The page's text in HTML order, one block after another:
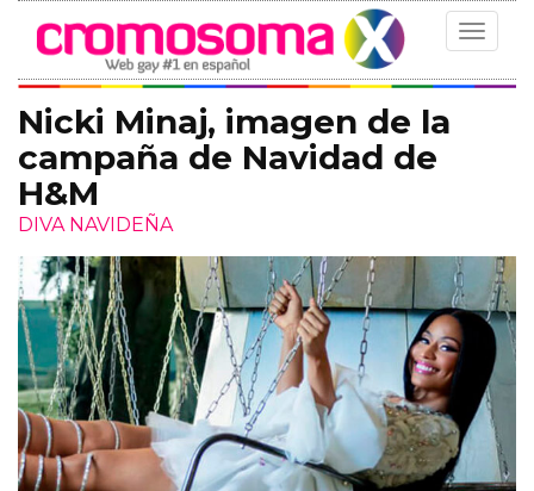
Toggle
Nicki Minaj, imagen de la
campaña de Navidad de
H&M
DIVA NAVIDEÑA